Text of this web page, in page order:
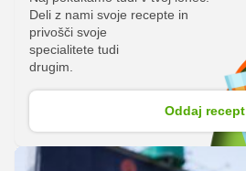
Deli z nami svoje recepte in
privošči svoje
specialitete tudi
drugim.
Oddaj recept